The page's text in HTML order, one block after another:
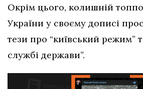
Окрім цього, колишній
України у своєму дописі
тези про “київський режим”
службі держави”.